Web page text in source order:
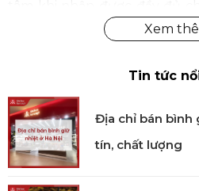
vụ hậu mãi chúng tôi đem
Hộp 1 Ly -
Tin tức
Địa chỉ bán bình
tín, chất lượng